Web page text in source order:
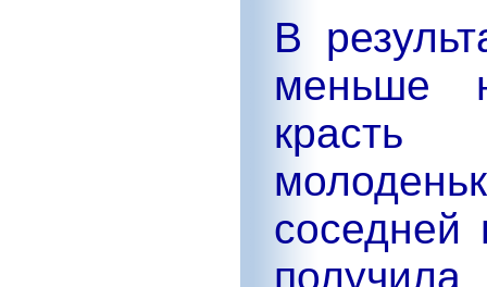
В
меньше
красть
соседней